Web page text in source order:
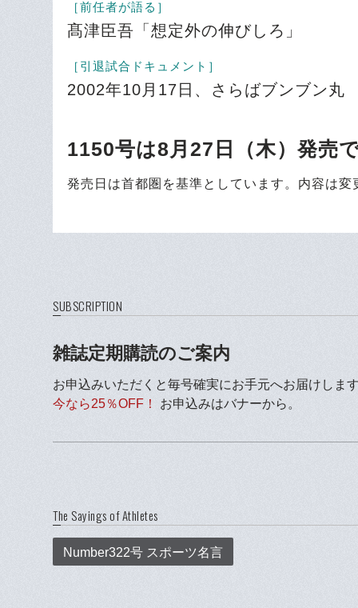
［前任者が語る］
髙津臣吾「想定外の伸びしろ」
［引退試合ドキュメント］
2002年10月17日、さらばブンブン丸
1150号は8月27日（木）発売
発売日は首都圏を基準としています。内容は
SUBSCRIPTION
雑誌定期購読のご案内
お申込みいただくと毎号確実にお手元へお届けしま
今なら25％OFF！
お申込みはバナーから。
The Sayings of Athletes
Number322号 スポーツ名言